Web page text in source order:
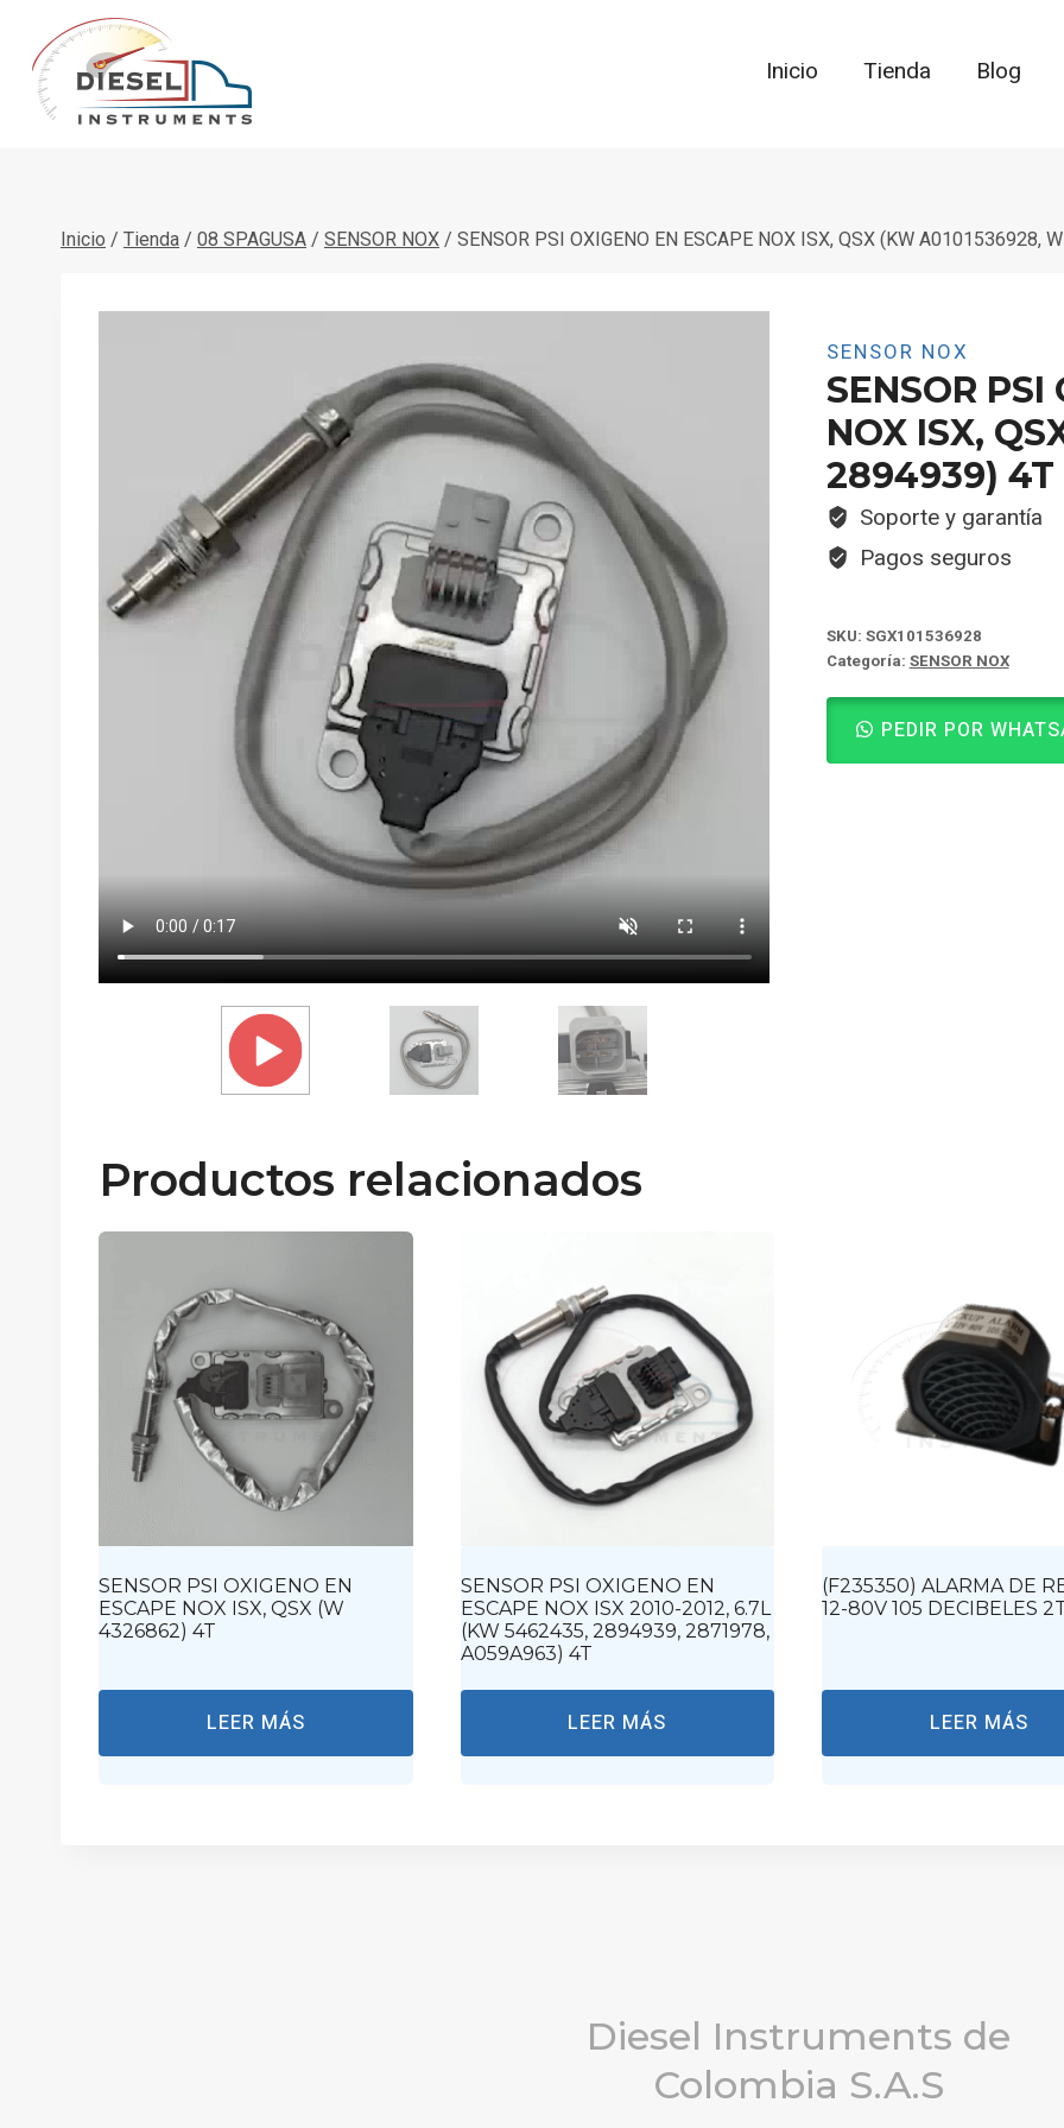
contenido
Inicio Tienda Blog
Inicio / Tienda / 08 SPAGUSA / SENSOR NOX / SENSOR PSI OXIGENO EN ESCAPE NOX ISX, QSX (KW A0101536928,
SENSOR NOX
SENSOR PSI
NOX ISX,
2894939) 4T
Soporte y garantía
Pagos seguros
SKU: SGX101536928
Categoría: SENSOR NOX
PEDIR POR
Productos relacionados
SENSOR PSI OXIGENO EN
ESCAPE NOX ISX, QSX (W
4326862) 4T
LEER MÁS
SENSOR PSI OXIGENO EN
ESCAPE NOX ISX 2010-2012, 6.7L
(KW 5462435, 2894939, 2871978,
A059A963) 4T
LEER MÁS
(F235350) ALARMA DE
12-80V 105 DECIBELES
LEER MÁS
Diesel Instruments de
Colombia S.A.S